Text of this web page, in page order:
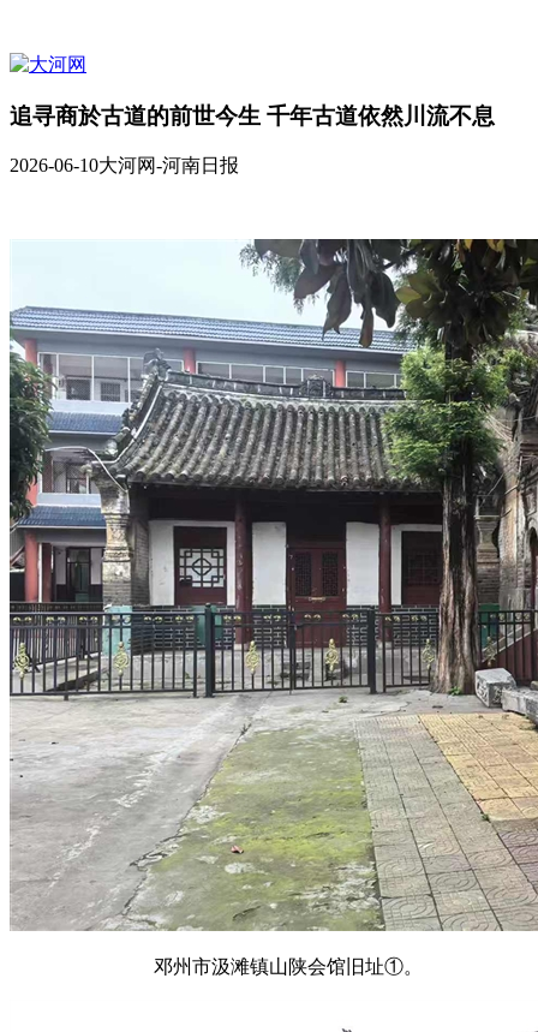
追寻商於古道的前世今生 千年古道依然川流不息
2026-06-10大河网-河南日报
邓州市汲滩镇山陕会馆旧址①。